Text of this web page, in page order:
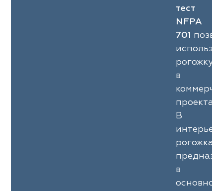
тест
NFPA
701
рогожку
в
проектах.
В
рогожка
в
основном